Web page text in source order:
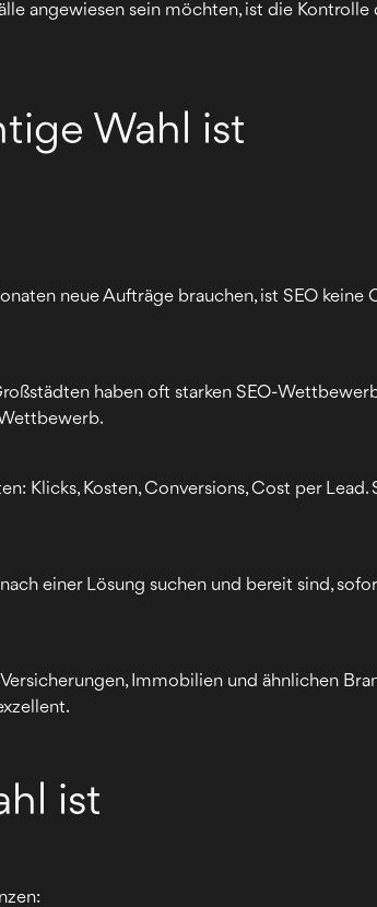
angewiesen sein möchten, ist die
Wahl ist
neue Aufträge brauchen, ist SEO
haben oft starken SEO-
Klicks, Kosten, Conversions, Cost per Lead.
einer Lösung suchen und bereit sind,
Immobilien und ähnlichen
ist